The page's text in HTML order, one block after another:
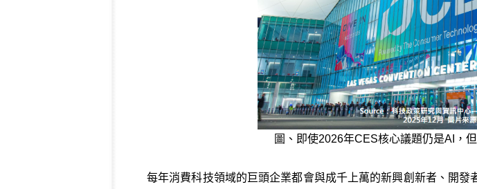
圖、即使2026年CES核心議題仍是AI，
每年消費科技領域的巨頭企業都會與成千上萬的新興創新者、開